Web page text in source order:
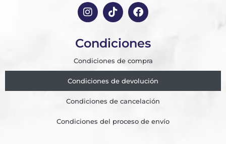
Condiciones
Condiciones de compra
Condiciones de devolución
Condiciones de cancelación
Condiciones del proceso de envío